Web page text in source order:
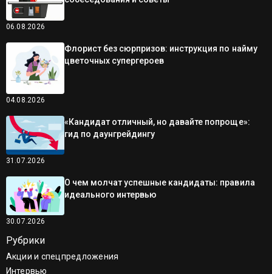
06.08.2026
04.08.2026
Флорист без сюрпризов: инструкция по найму
цветочных супергероев
31.07.2026
«Кандидат отличный, но давайте попроще»:
гид по даунгрейдингу
30.07.2026
О чем молчат успешные кандидаты: правила
идеального интервью
Рубрики
Акции и спецпредложения
Интервью